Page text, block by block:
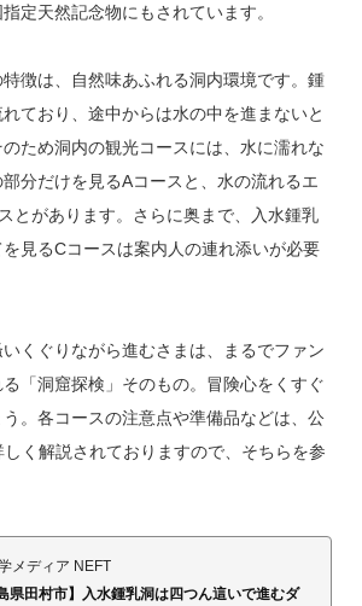
定天然記念物にもされています。
徴は、自然味あふれる洞内環境です。鍾
ており、途中からは水の中を進まないと
ため洞内の観光コースには、水に濡れな
分だけを見るAコースと、水の流れるエ
とがあります。さらに奥まで、入水鍾乳
見るCコースは案内人の連れ添いが必要
くぐりながら進むさまは、まるでファン
「洞窟探検」そのもの。冒険心をくすぐ
。各コースの注意点や準備品などは、公
く解説されておりますので、そちらを参
メディア NEFT
県田村市】入水鍾乳洞は四つん這いで進むダ